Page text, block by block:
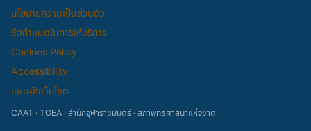
นโยบายความเป็นส่วนตัว
ข้อกำหนดในการให้บริการ
Cookies Policy
Accessibility
แผนผังเว็บไซต์
CAAT · TOEA · สำนักจุฬาราชมนตรี · สภาพุทธศาสนาแห่งชาติ